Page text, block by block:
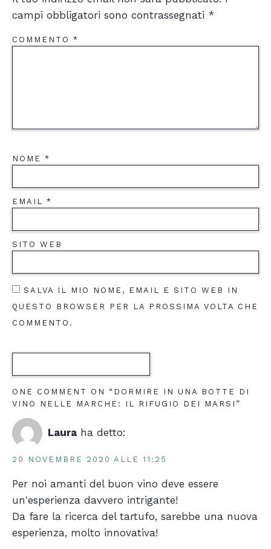
campi obbligatori sono contrassegnati *
COMMENTO *
NOME *
EMAIL *
SITO WEB
SALVA IL MIO NOME, EMAIL E SITO WEB IN
QUESTO BROWSER PER LA PROSSIMA VOLTA CHE
COMMENTO.
ONE COMMENT ON “DORMIRE IN UNA BOTTE DI
VINO NELLE MARCHE: IL RIFUGIO DEI MARSI”
Laura ha detto:
20 NOVEMBRE 2020 ALLE 11:25
Per noi amanti del buon vino deve essere
un'esperienza davvero intrigante!
Da fare la ricerca del tartufo, sarebbe una nuova
esperienza, molto innovativa!